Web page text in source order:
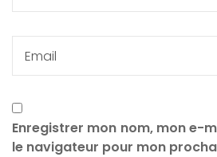
Enregistrer mon nom, mon e-
le navigateur pour mon